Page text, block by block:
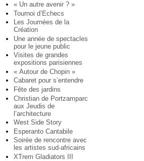
« Un autre avenir ? »
Tournoi d’Echecs
Les Journées de la
Création
Une année de spectacles
pour le jeune public
Visites de grandes
expositions parisiennes
« Autour de Chopin »
Cabaret pour s’entendre
Fête des jardins
Christian de Portzamparc
aux Jeudis de
l’architecture
West Side Story
Esperanto Cantabile
Soirée de rencontre avec
les artistes sud-africains
XTrem Gladiators III